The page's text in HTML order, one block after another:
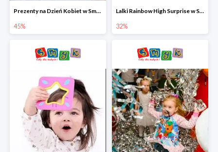
Prezenty na Dzień Kobiet w Smyku do -45%
45%
Lalki Rainbow High Surprise w Smyku do -35%
32%